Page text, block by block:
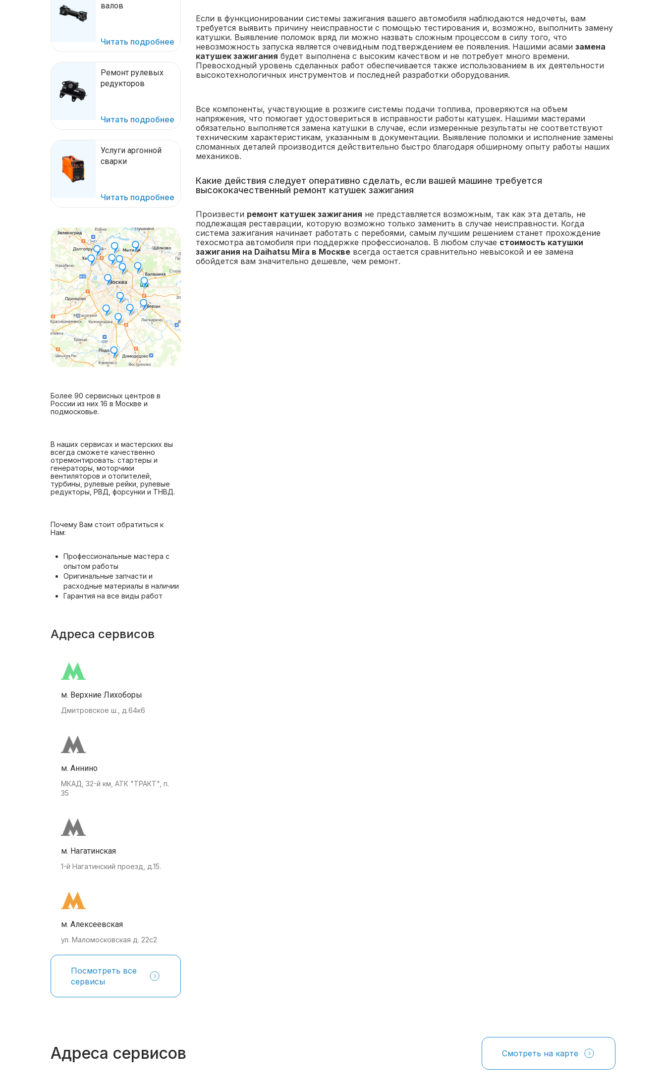
валов
Читать подробнее
Ремонт рулевых
редукторов
Читать подробнее
Услуги аргонной
сварки
Читать подробнее
Более 90 сервисных центров в
России из них 16 в Москве и
подмосковье.
В наших сервисах и мастерских вы
всегда сможете качественно
отремонтировать: стартеры и
генераторы, моторчики
вентиляторов и отопителей,
турбины, рулевые рейки, рулевые
редукторы, РВД, форсунки и ТНВД.
Почему Вам стоит обратиться к
Нам:
Профессиональные мастера с
опытом работы
Оригинальные запчасти и
расходные материалы в наличии
Гарантия на все виды работ
Адреса сервисов
м. Верхние Лихоборы
Дмитровское ш., д.64к6
м. Аннино
МКАД, 32-й км, АТК "ТРАКТ", п.
35
м. Нагатинская
1-й Нагатинский проезд, д.15.
м. Алексеевская
ул. Маломосковская д. 22с2
Посмотреть все
сервисы
Если в функционировании системы зажигания вашего автомобиля наблюдаются недочеты, вам
требуется выявить причину неисправности с помощью тестирования и, возможно, выполнить замену
катушки. Выявление поломок вряд ли можно назвать сложным процессом в силу того, что
невозможность запуска является очевидным подтверждением ее появления. Нашими асами замена
катушек зажигания будет выполнена с высоким качеством и не потребует много времени.
Превосходный уровень сделанных работ обеспечивается также использованием в их деятельности
высокотехнологичных инструментов и последней разработки оборудования.
Все компоненты, участвующие в розжиге системы подачи топлива, проверяются на объем
напряжения, что помогает удостовериться в исправности работы катушек. Нашими мастерами
обязательно выполняется замена катушки в случае, если измеренные результаты не соответствуют
техническим характеристикам, указанным в документации. Выявление поломки и исполнение замены
сломанных деталей производится действительно быстро благодаря обширному опыту работы наших
механиков.
Какие действия следует оперативно сделать, если вашей машине требуется
высококачественный ремонт катушек зажигания
Произвести ремонт катушек зажигания не представляется возможным, так как эта деталь, не
подлежащая реставрации, которую возможно только заменить в случае неисправности. Когда
система зажигания начинает работать с перебоями, самым лучшим решением станет прохождение
техосмотра автомобиля при поддержке профессионалов. В любом случае стоимость катушки
зажигания на Daihatsu Mira в Москвевсегда остается сравнительно невысокой и ее замена
обойдется вам значительно дешевле, чем ремонт.
Адреса сервисов Смотреть на карте